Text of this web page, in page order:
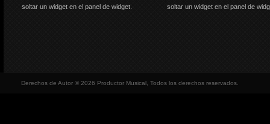
soltar un widget en el panel de widget.
soltar un widget en el panel de
Derechos de Autor © 2026 Productor Musical, Todos los derechos reservados.